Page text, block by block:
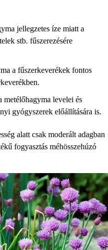
jellegzetes íze miatt a
stb. fűszerezésére
a fűszerkeverékek fontos
metélőhagyma levelei és
gyógyszerek előállítására is.
alatt csak moderált adagban
fogyasztás méhösszehúzó